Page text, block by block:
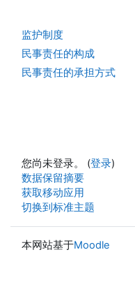
监护制度
民事责任的构成
民事责任的承担方式
您尚未登录。 (登录)
‎数据保留摘要‎
获取移动应用
切换到标准主题
本网站基于Moodle